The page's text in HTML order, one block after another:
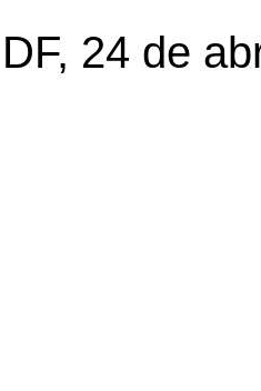
24 de